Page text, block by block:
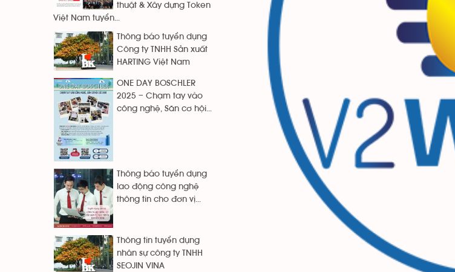
thuật & Xây dựng Token
Việt Nam tuyển...
Thông báo tuyển dụng
Công ty TNHH Sản xuất
HARTING Việt Nam
ONE DAY BOSCHLER
2025 – Chạm tay vào
công nghệ, Săn cơ hội...
Thông báo tuyển dụng
lao động công nghệ
thông tin cho đơn vị...
Thông tin tuyển dụng
nhân sự công ty TNHH
SEOJIN VINA